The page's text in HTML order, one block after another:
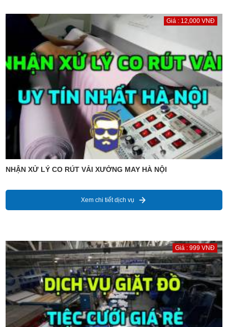
Giá : 12,000 VNĐ
NHẬN XỬ LÝ CO RÚT VẢI XƯỞNG MAY HÀ NỘI
Xem chi tiết dịch vụ
Giá : 999 VNĐ